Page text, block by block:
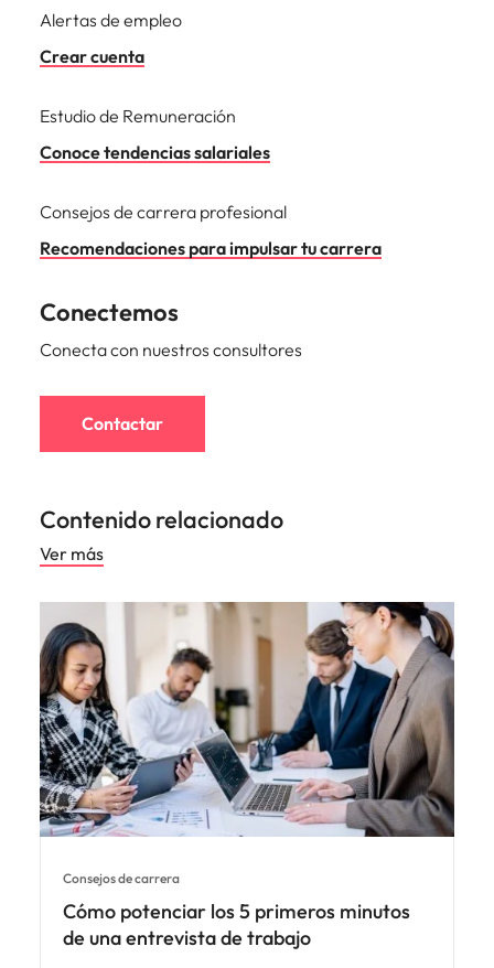
Alertas de empleo
Crear cuenta
Estudio de Remuneración
Conoce tendencias salariales
Consejos de carrera profesional
Recomendaciones para impulsar tu carrera
Conectemos
Conecta con nuestros consultores
Contactar
Contenido relacionado
Ver más
Consejos de carrera
Cómo potenciar los 5 primeros minutos
de una entrevista de trabajo